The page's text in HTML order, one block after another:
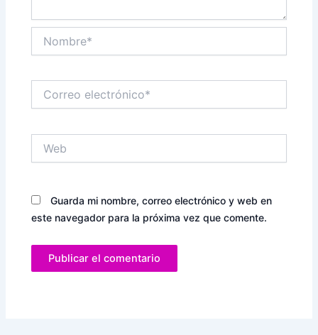
electrónico*
Guarda mi nombre, correo electrónico y web en
este navegador para la próxima vez que comente.